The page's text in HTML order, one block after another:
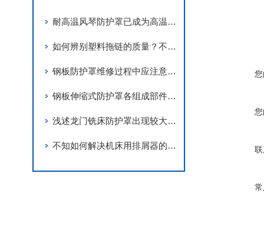
耐高温风琴防护罩已成为高温工况下关键保护装置
如何辨别塑料拖链的质量？不妨来看看这个吧！
钢板防护罩维修过程中应注意事项分享
钢板伸缩式防护罩各组成部件的功能特点分享
浅述龙门铣床防护罩出现较大磨损的原因及解决方法
不知如何解决机床用排屑器的发热现象？进来学